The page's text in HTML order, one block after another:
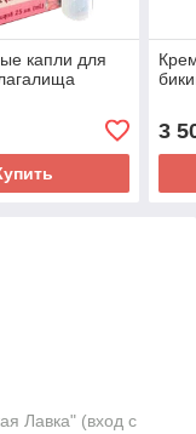
капли для
3
Лавка" (вход с